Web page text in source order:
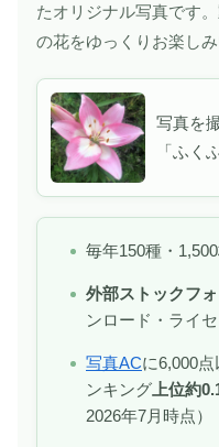
たオリジナル写真です
の花をゆっくりお楽しみ
写真を
「ふく
毎年150種・
外部ストックフ
ンロード・ライ
写真ACに6,000
ンキング 上位約
2026年7月時点）